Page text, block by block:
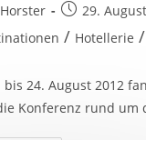
Beitrag
veröffentlicht:
29.
/ Hotellerie /
bis 24. August 2012
Konferenz rund um